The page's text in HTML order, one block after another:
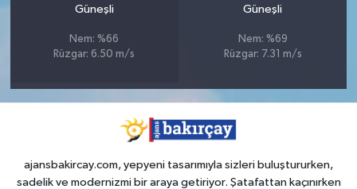
Güneşli
Nem: %66
Rüzgar: 6.50 m/s
Güneşli
Nem: %69
Rüzgar: 7.31 m/s
ajansbakircay.com, yepyeni tasarımıyla sizleri buluştururken,
sadelik ve modernizmi bir araya getiriyor. Şatafattan kaçınırken